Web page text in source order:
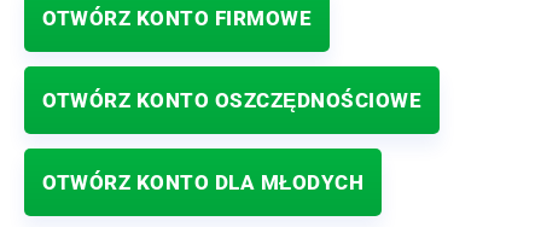
OTWÓRZ KONTO FIRMOWE
OTWÓRZ KONTO OSZCZĘDNOŚCIOWE
OTWÓRZ KONTO DLA MŁODYCH